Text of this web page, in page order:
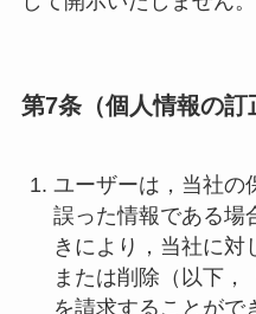
第7条（個人情報の訂
ユーザーは，当社の
誤った情報である場
きにより，当社に対
または削除（以下，
を請求することがで